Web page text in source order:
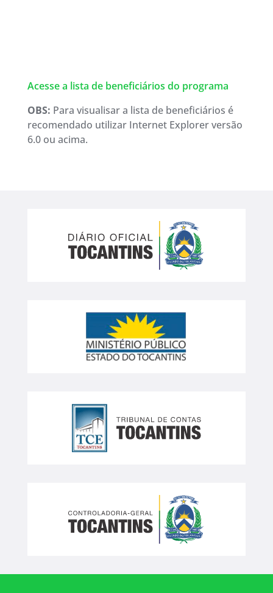
Acesse a lista de beneficiários do programa
OBS: Para visualisar a lista de beneficiários é
recomendado utilizar Internet Explorer versão
6.0 ou acima.